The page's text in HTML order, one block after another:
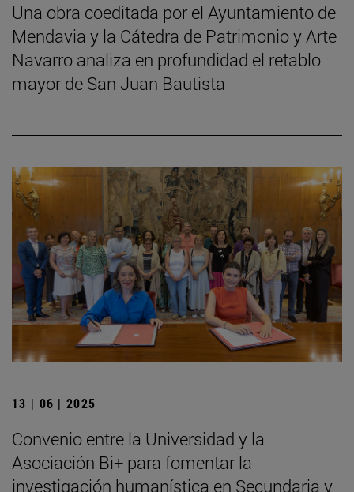
Una obra coeditada por el Ayuntamiento de
Mendavia y la Cátedra de Patrimonio y Arte
Navarro analiza en profundidad el retablo
mayor de San Juan Bautista
13 | 06 | 2025
Convenio entre la Universidad y la
Asociación Bi+ para fomentar la
investigación humanística en Secundaria y